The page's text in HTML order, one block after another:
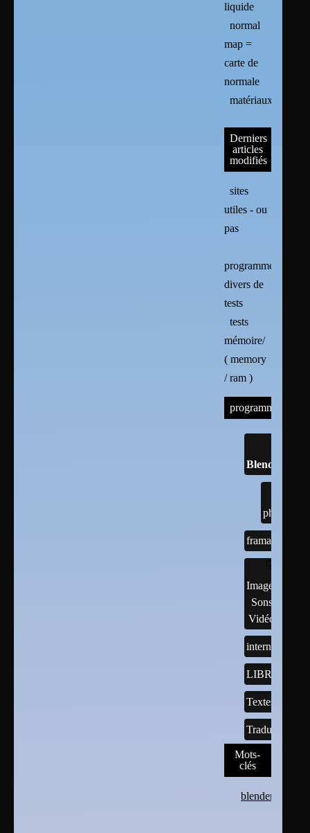
liquide
normal
map =
carte de
normale
matériaux
Derniers
articles
modifiés
sites
utiles - ou
pas
programmes
divers de
tests
tests
mémoire/
( memory
/ ram )
programmes
Blender
framasoft
Images,
Sons,
Vidéos
internet
Textes
Traductions
Mots-
clés
blender